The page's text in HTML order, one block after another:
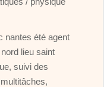
nantes été agent
lieu saint
suivi des